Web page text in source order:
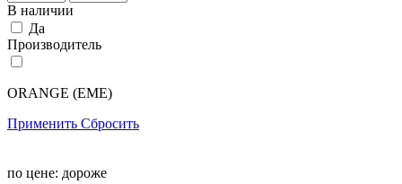
В наличии
Да
Производитель
ORANGE (EME)
Применить Сбросить
по цене: дороже